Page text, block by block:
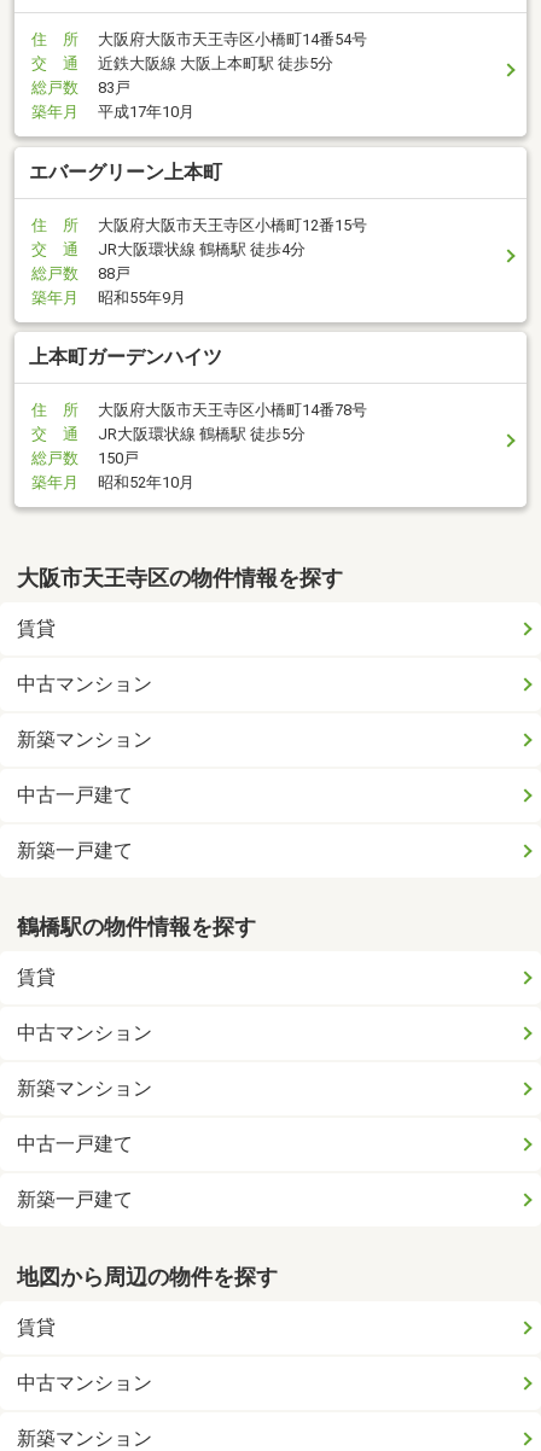
住 所
大阪府大阪市天王寺区小橋町14番54号
交 通
近鉄大阪線 大阪上本町駅 徒歩5分
総戸数
83戸
築年月
平成17年10月
エバーグリーン上本町
住 所
大阪府大阪市天王寺区小橋町12番15号
交 通
JR大阪環状線 鶴橋駅 徒歩4分
総戸数
88戸
築年月
昭和55年9月
上本町ガーデンハイツ
住 所
大阪府大阪市天王寺区小橋町14番78号
交 通
JR大阪環状線 鶴橋駅 徒歩5分
総戸数
150戸
築年月
昭和52年10月
大阪市天王寺区の物件情報を探す
賃貸
中古マンション
新築マンション
中古一戸建て
新築一戸建て
鶴橋駅の物件情報を探す
賃貸
中古マンション
新築マンション
中古一戸建て
新築一戸建て
地図から周辺の物件を探す
賃貸
中古マンション
新築マンション